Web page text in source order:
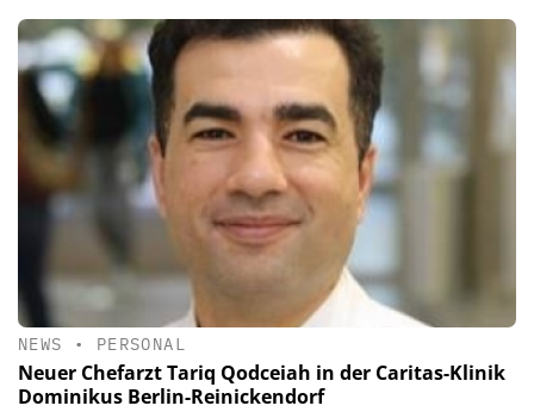
NEWS • PERSONAL
Neuer Chefarzt Tariq Qodceiah in der Caritas-Klinik
Dominikus Berlin-Reinickendorf